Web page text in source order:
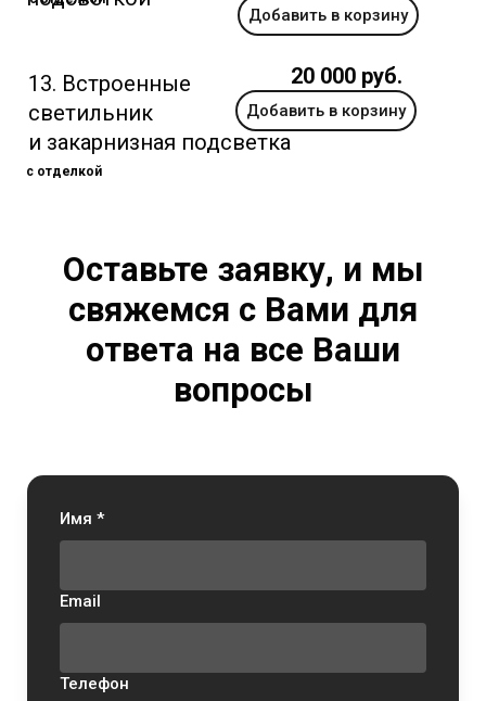
Добавить в корзину
с отделкой
20 000 руб.
13. Встроенные
светильник
и закарнизная подсветка
Добавить в корзину
Оставьте заявку, и мы
свяжемся с Вами для
ответа на все Ваши
вопросы
Имя *
Email
Телефон